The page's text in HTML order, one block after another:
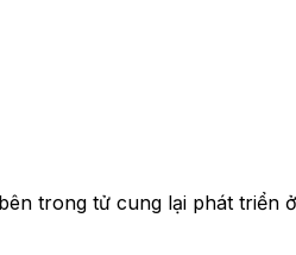
trong tử cung lại phát